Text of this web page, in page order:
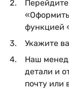
«Оформить
функцией
Укажите
Наш
детали и
почту или